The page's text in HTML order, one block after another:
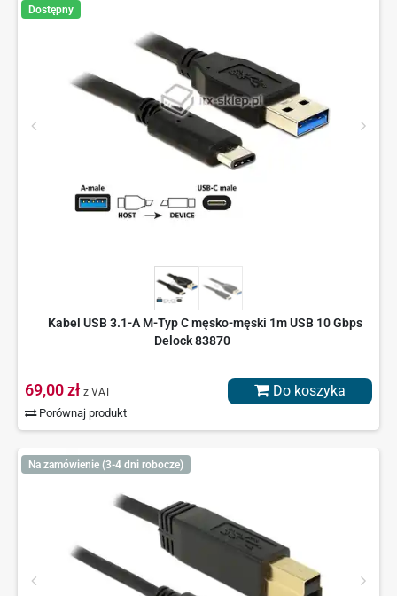
Dostępny
Kabel USB 3.1-A M-Typ C męsko-męski 1m USB 10 Gbps
Delock 83870
69,00 zł z VAT
Porównaj produkt
Do koszyka
Na zamówienie (3-4 dni robocze)